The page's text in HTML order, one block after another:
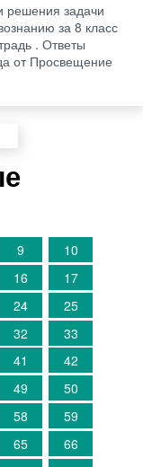
решения задачи
за 8 класс
. Ответы
от Просвещение
9
10
16
17
24
25
32
33
41
42
49
50
58
59
65
66